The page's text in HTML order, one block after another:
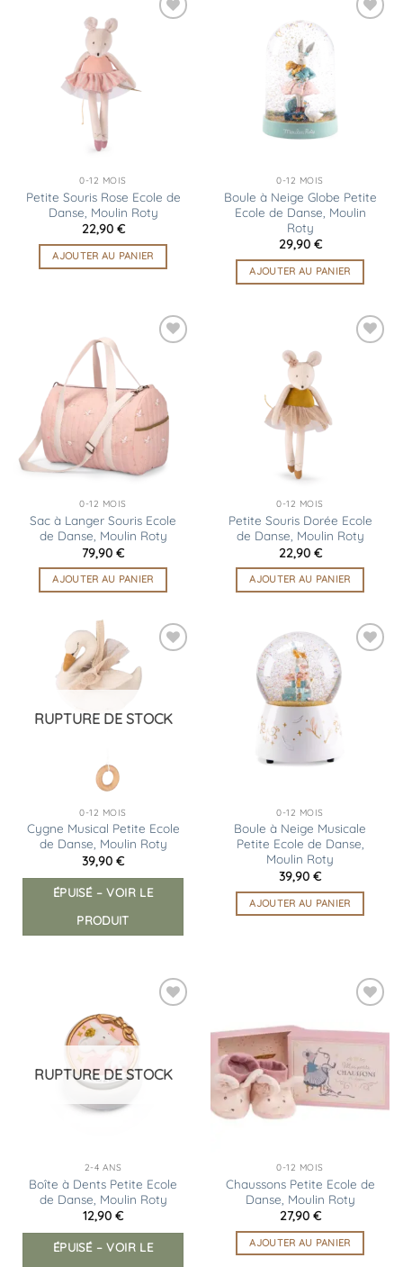
0-12 MOIS
Petite Souris Rose Ecole de
Danse, Moulin Roty
22,90 €
AJOUTER AU PANIER
0-12 MOIS
Boule à Neige Globe Petite
Ecole de Danse, Moulin
Roty
29,90 €
AJOUTER AU PANIER
d’envies
0-12 MOIS
Sac à Langer Souris Ecole
de Danse, Moulin Roty
79,90 €
AJOUTER AU PANIER
0-12 MOIS
Petite Souris Dorée Ecole
de Danse, Moulin Roty
22,90 €
AJOUTER AU PANIER
RUPTURE DE STOCK
0-12 MOIS
Cygne Musical Petite Ecole
de Danse, Moulin Roty
39,90 €
ÉPUISÉ – VOIR LE
PRODUIT
0-12 MOIS
Boule à Neige Musicale
Petite Ecole de Danse,
Moulin Roty
39,90 €
AJOUTER AU PANIER
RUPTURE DE STOCK
2-4 ANS
Boîte à Dents Petite Ecole
de Danse, Moulin Roty
12,90 €
ÉPUISÉ – VOIR LE
à la
liste
d’envies
0-12 MOIS
Chaussons Petite Ecole de
Danse, Moulin Roty
27,90 €
AJOUTER AU PANIER